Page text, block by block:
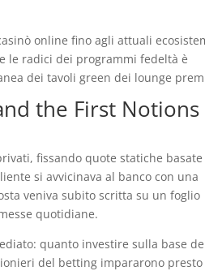
online fino agli attuali
le radici dei programmi fedeltà è
dei tavoli green dei lounge
the First
fissando quote statiche basate
si avvicinava al banco con una
veniva subito scritta su un foglio
quotidiane.
quanto investire sulla base
del betting impararono presto